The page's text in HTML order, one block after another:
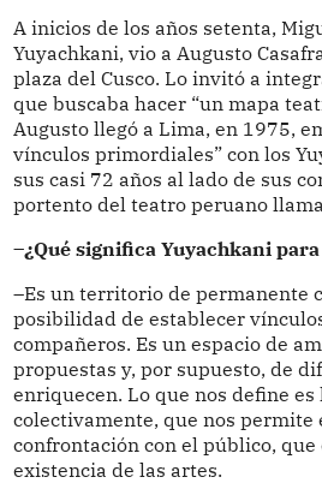
A inicios de los años setenta,
Yuyachkani, vio a Augusto
plaza del Cusco. Lo invitó a
que buscaba hacer “un mapa
Augusto llegó a Lima, en 1975,
vínculos primordiales” con los
sus casi 72 años al lado de sus
portento del teatro peruano
–¿Qué significa Yuyachkani
–Es un territorio de permanente
posibilidad de establecer
compañeros. Es un espacio de
propuestas y, por supuesto, de
enriquecen. Lo que nos define es
colectivamente, que nos permite
confrontación con el público, que
existencia de las artes.